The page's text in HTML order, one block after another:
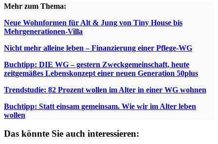
Mehr zum Thema:
Neue Wohnformen für Alt & Jung von Tiny House bis
Mehrgenerationen-Villa
Nicht mehr alleine leben – Finanzierung einer Pflege-WG
Buchtipp: DIE WG – gestern Zweckgemeinschaft, heute
zeitgemäßes Lebenskonzept einer neuen Generation 50plus
Trendstudie: 82 Prozent wollen im Alter in einer WG wohnen
Buchtipp: Statt einsam gemeinsam. Wie wir im Alter leben
wollen
Das könnte Sie auch interessieren: